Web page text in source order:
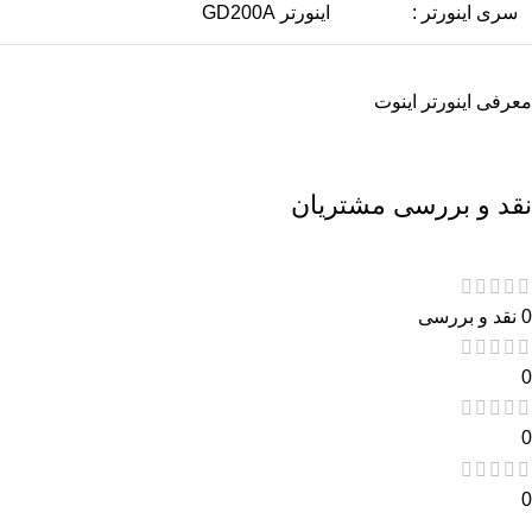
سری اینورتر : اينورتر GD200A
معرفی اینورتر اینوت
نقد و بررسی مشتریان
0 نقد و بررسی
0
0
0